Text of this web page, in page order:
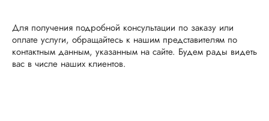
Для получения подробной консультации по заказу или
оплате услуги, обращайтесь к нашим представителям по
контактным данным, указанным на сайте. Будем рады видеть
вас в числе наших клиентов.
говорить по какой
теме. Общение
сотрудников на